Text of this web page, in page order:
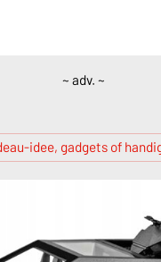
~ adv. ~
idee, gadgets of